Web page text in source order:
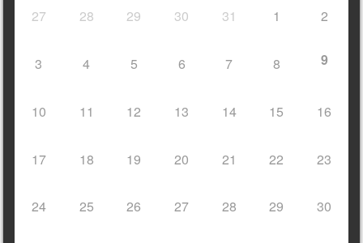
27 28 29 30 31 1 2
3 4 5 6 7 8 9
10 11 12 13 14 15 16
17 18 19 20 21 22 23
24 25 26 27 28 29 30